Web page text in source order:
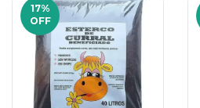
17%
OFF